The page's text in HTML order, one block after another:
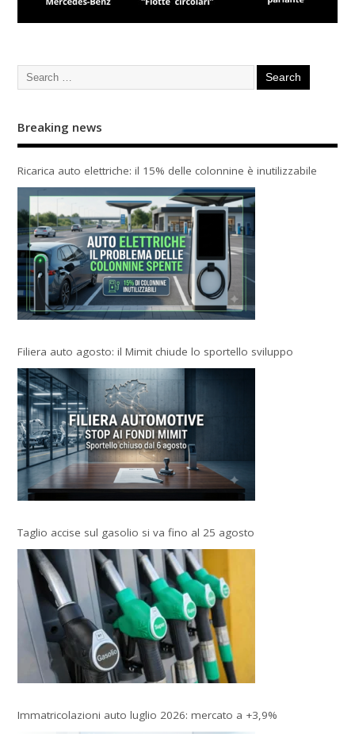
Breaking news
Ricarica auto elettriche: il 15% delle colonnine è inutilizzabile
Filiera auto agosto: il Mimit chiude lo sportello sviluppo
Taglio accise sul gasolio si va fino al 25 agosto
Immatricolazioni auto luglio 2026: mercato a +3,9%